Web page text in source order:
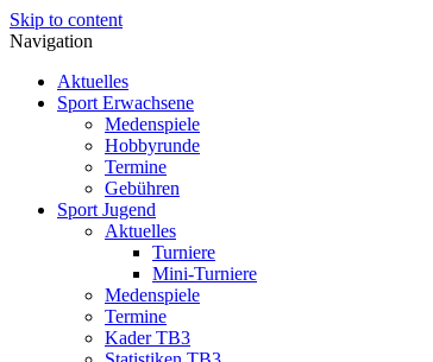
Skip to content
Navigation
Aktuelles
Sport Erwachsene
Medenspiele
Hobbyrunde
Termine
Gebühren
Sport Jugend
Aktuelles
Turniere
Mini-Turniere
Medenspiele
Termine
Kader TB3